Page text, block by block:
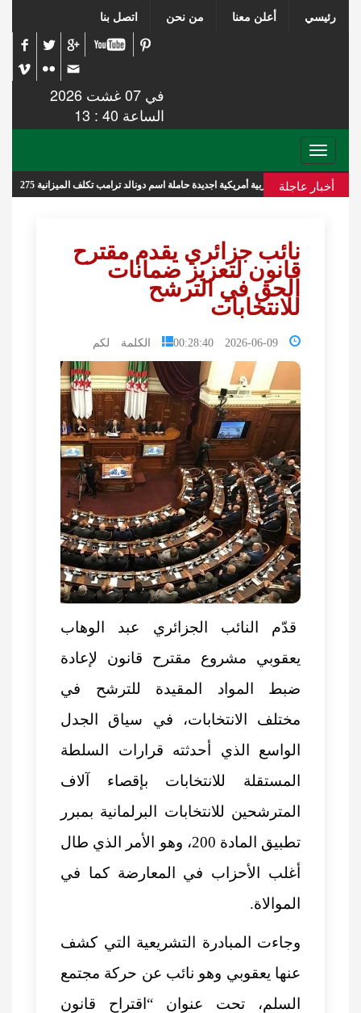
رئيسي أعلن معنا من نحن اتصل بنا
في 07 غشت 2026
الساعة 40 : 13
Toggle
navigation
أخبار عاجلة
سفن حربية أمريكية اجديدة حاملة اسم دونالد ترامب تكلف الميزانية 275 مليار دولار
نائب جزائري يقدم مقترح
قانون لتعزيز ضمانات
الحق في الترشح
للانتخابات
2026-06-09 00:28:40 الكلمة لكم
قدّم النائب الجزائري عبد الوهاب
يعقوبي مشروع مقترح قانون لإعادة
ضبط المواد المقيدة للترشح في
مختلف الانتخابات، في سياق الجدل
الواسع الذي أحدثته قرارات السلطة
المستقلة للانتخابات بإقصاء آلاف
المترشحين للانتخابات البرلمانية بمبرر
تطبيق المادة 200، وهو الأمر الذي طال
أغلب الأحزاب في المعارضة كما في
الموالاة.
وجاءت المبادرة التشريعية التي كشف
عنها يعقوبي وهو نائب عن حركة مجتمع
السلم، تحت عنوان “اقتراح قانون